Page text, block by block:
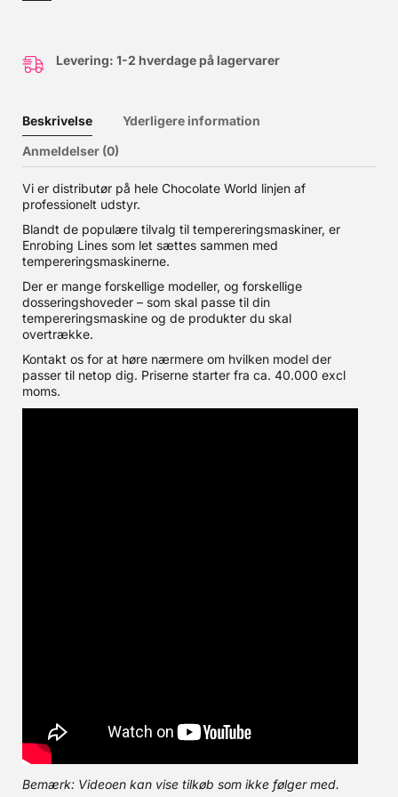
Levering: 1-2 hverdage på lagervarer
Beskrivelse
Yderligere information
Anmeldelser (0)
Vi er distributør på hele Chocolate World linjen af
professionelt udstyr.
Blandt de populære tilvalg til tempereringsmaskiner, er
Enrobing Lines som let sættes sammen med
tempereringsmaskinerne.
Der er mange forskellige modeller, og forskellige
dosseringshoveder – som skal passe til din
tempereringsmaskine og de produkter du skal
overtrække.
Kontakt os for at høre nærmere om hvilken model der
passer til netop dig. Priserne starter fra ca. 40.000 excl
moms.
Bemærk: Videoen kan vise tilkøb som ikke følger med.